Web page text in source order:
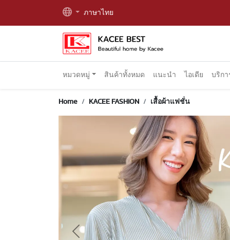
ภาษาไทย
หมวดหมู่ สินค้าทั้งหมด แนะนำ ไอเดีย บริก
Home KACEE FASHION เสื้อผ้าแฟชั่น
Previous